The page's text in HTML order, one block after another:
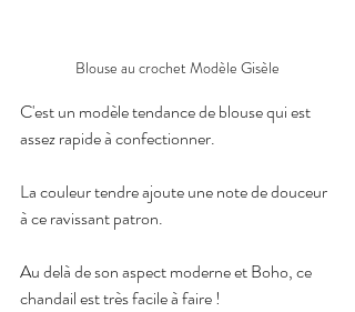
Blouse au crochet Modèle Gisèle
C'est un modèle tendance de blouse qui est
assez rapide à confectionner.
La couleur tendre ajoute une note de douceur
à ce ravissant patron.
Au delà de son aspect moderne et Boho, ce
chandail est très facile à faire !